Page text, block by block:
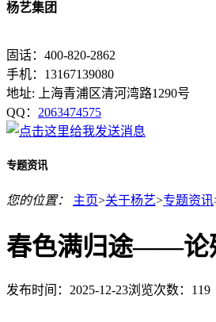
杨艺集团
固话：400-820-2862
手机：13167139080
地址: 上海青浦区清河湾路1290号
QQ： 2063474575
专题资讯
您的位置： 主页>关于杨艺>专题资讯
春色满归途——论
发布时间：2025-12-23浏览次数： 119